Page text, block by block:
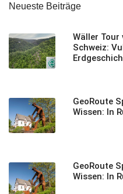
Neueste Beiträge
Wäller Tour
Schweiz:
GeoRoute
Wissen: In
GeoRoute
Wissen: In